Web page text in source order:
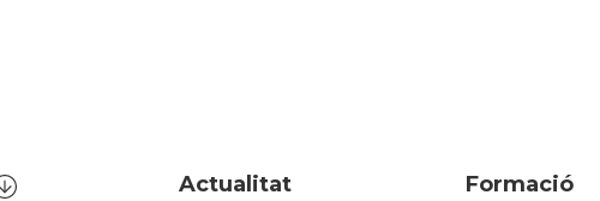
Actualitat Formació